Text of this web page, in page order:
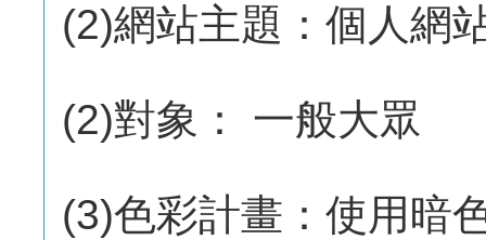
(2)網站主題：個人網
(2)對象： 一般大眾
(3)色彩計畫：使用暗